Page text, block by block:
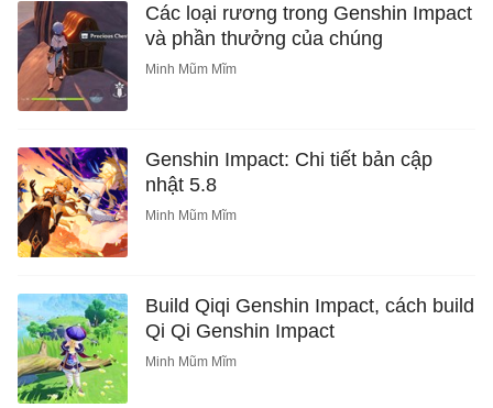
Các loại rương trong Genshin Impact
và phần thưởng của chúng
Minh Mũm Mĩm
Genshin Impact: Chi tiết bản cập
nhật 5.8
Minh Mũm Mĩm
Build Qiqi Genshin Impact, cách build
Qi Qi Genshin Impact
Minh Mũm Mĩm